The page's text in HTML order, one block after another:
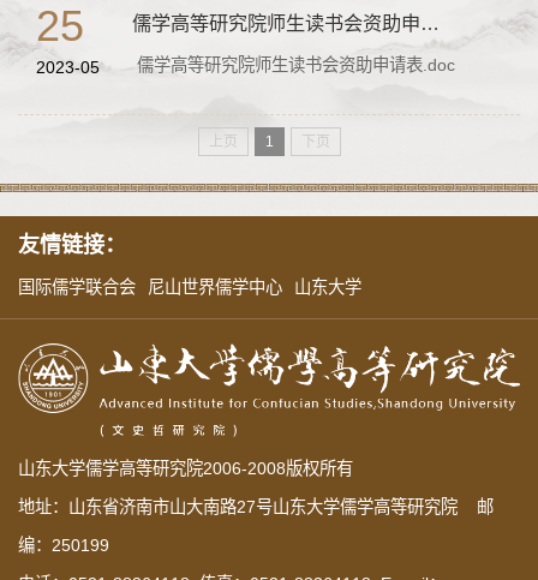
25
2023-05 ​ 儒学高等研究院师生读书会资助申请表.doc
上页 1 下页
友情链接：
国际儒学联合会 尼山世界儒学中心 山东大学
山东大学儒学高等研究院2006-2008版权所有
地址：山东省济南市山大南路27号山东大学儒学高等研究院 邮
编：250199